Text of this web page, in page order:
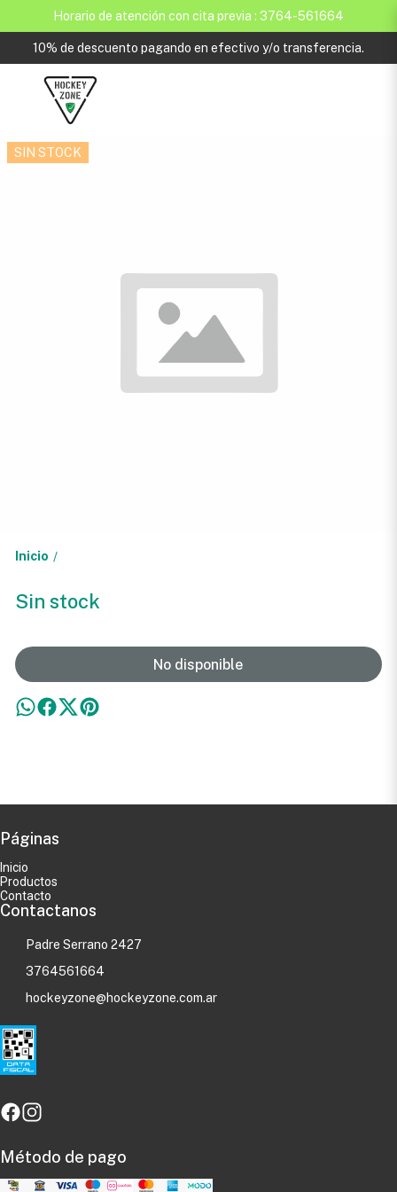
Horario de atención con cita previa : 3764-561664
10% de descuento pagando en efectivo y/o transferencia.
SIN STOCK
Inicio /
Sin stock
No disponible
Páginas
Inicio
Productos
Contacto
Contactanos
Padre Serrano 2427
3764561664
hockeyzone@hockeyzone.com.ar
Método de pago